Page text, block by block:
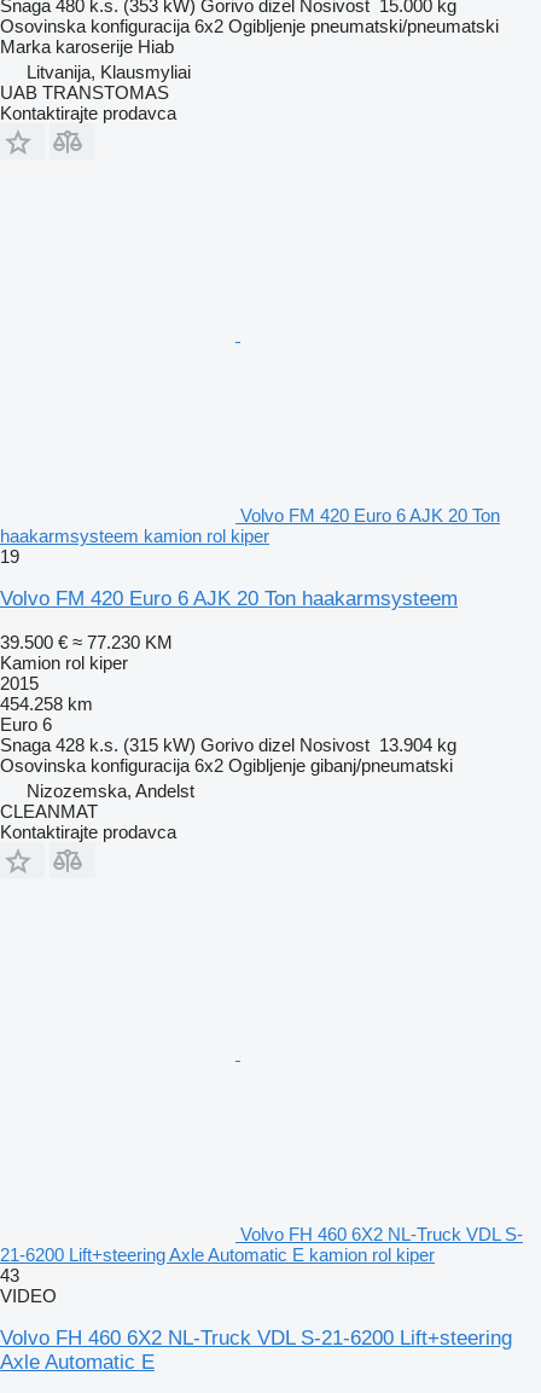
Snaga 480 k.s. (353 kW) Gorivo dizel Nosivost 15.000 kg
Osovinska konfiguracija 6x2 Ogibljenje pneumatski/pneumatski
Marka karoserije Hiab
Litvanija, Klausmyliai
UAB TRANSTOMAS
Kontaktirajte prodavca
Volvo FM 420 Euro 6 AJK 20 Ton
haakarmsysteem kamion rol kiper
19
Volvo FM 420 Euro 6 AJK 20 Ton haakarmsysteem
39.500 € ≈ 77.230 KM
Kamion rol kiper
2015
454.258 km
Euro 6
Snaga 428 k.s. (315 kW) Gorivo dizel Nosivost 13.904 kg
Osovinska konfiguracija 6x2 Ogibljenje gibanj/pneumatski
Nizozemska, Andelst
CLEANMAT
Kontaktirajte prodavca
Volvo FH 460 6X2 NL-Truck VDL S-
21-6200 Lift+steering Axle Automatic E kamion rol kiper
43
VIDEO
Volvo FH 460 6X2 NL-Truck VDL S-21-6200 Lift+steering
Axle Automatic E